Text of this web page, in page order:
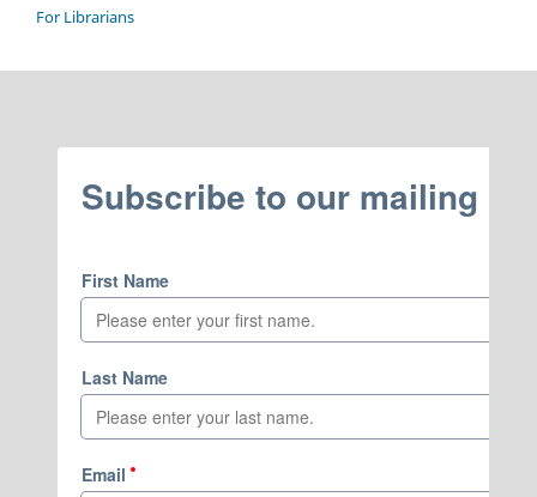
For Librarians